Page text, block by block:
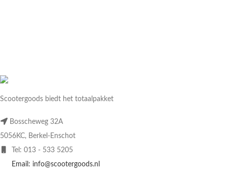
Scootergoods biedt het totaalpakket
Bosscheweg 32A
5056KC, Berkel-Enschot
Tel: 013 - 533 5205
Email: info@scootergoods.nl